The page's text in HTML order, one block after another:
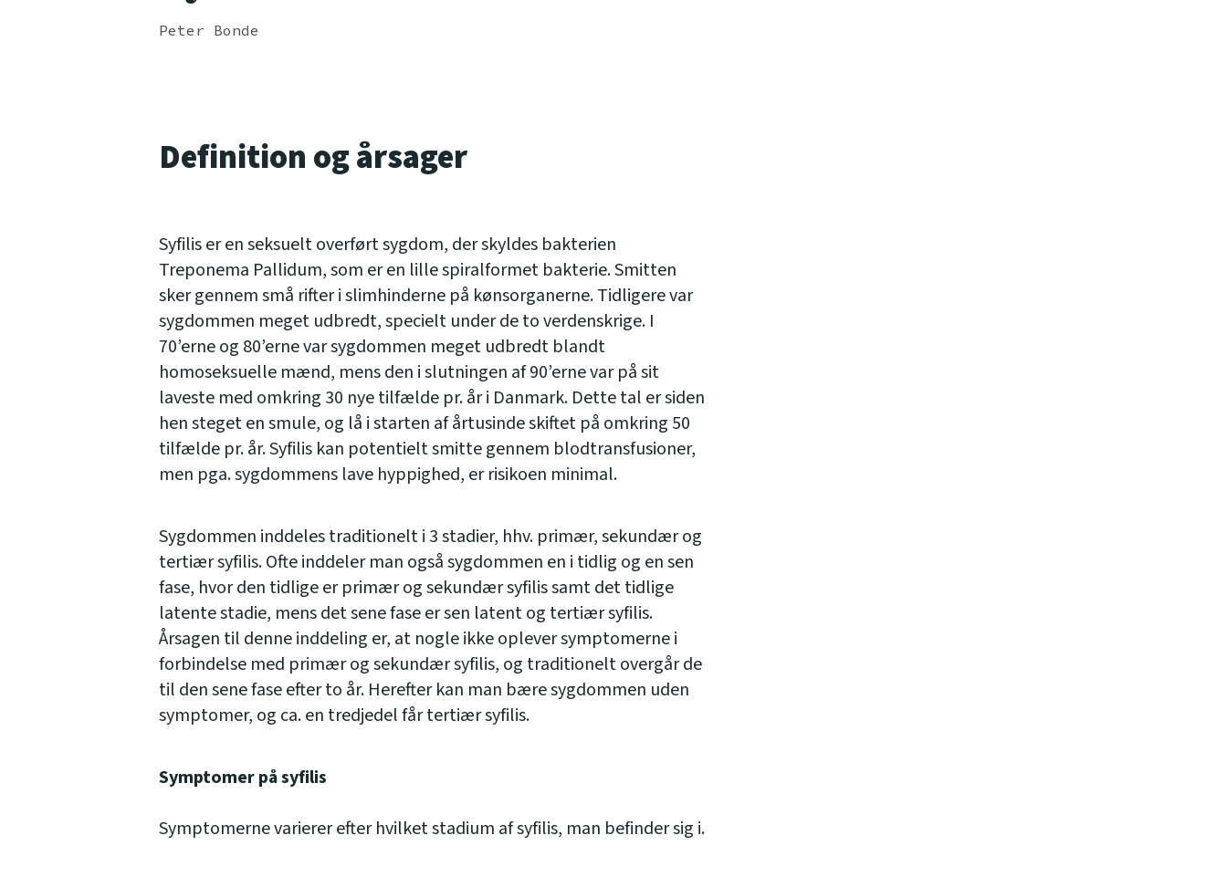
Peter Bonde
Definition og årsager
Syfilis er en seksuelt overført sygdom, der skyldes bakterien
Treponema Pallidum, som er en lille spiralformet bakterie. Smitten
sker gennem små rifter i slimhinderne på kønsorganerne. Tidligere var
sygdommen meget udbredt, specielt under de to verdenskrige. I
70’erne og 80’erne var sygdommen meget udbredt blandt
homoseksuelle mænd, mens den i slutningen af 90’erne var på sit
laveste med omkring 30 nye tilfælde pr. år i Danmark. Dette tal er siden
hen steget en smule, og lå i starten af årtusinde skiftet på omkring 50
tilfælde pr. år. Syfilis kan potentielt smitte gennem blodtransfusioner,
men pga. sygdommens lave hyppighed, er risikoen minimal.
Sygdommen inddeles traditionelt i 3 stadier, hhv. primær, sekundær og
tertiær syfilis. Ofte inddeler man også sygdommen en i tidlig og en sen
fase, hvor den tidlige er primær og sekundær syfilis samt det tidlige
latente stadie, mens det sene fase er sen latent og tertiær syfilis.
Årsagen til denne inddeling er, at nogle ikke oplever symptomerne i
forbindelse med primær og sekundær syfilis, og traditionelt overgår de
til den sene fase efter to år. Herefter kan man bære sygdommen uden
symptomer, og ca. en tredjedel får tertiær syfilis.
Symptomer på syfilis
Symptomerne varierer efter hvilket stadium af syfilis, man befinder sig i.